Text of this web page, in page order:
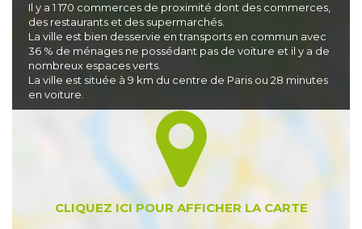
Il y a 1 170 commerces de proximité dont des commerces,
des restaurants et des supermarchés.
La ville est bien desservie en transports en commun avec
36 % de ménages ne possédant pas de voiture et il y a de
nombreux espaces verts.
La ville est située à 9 km du centre de Paris ou 28 minutes
en voiture.